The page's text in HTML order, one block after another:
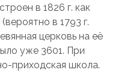
в 1826 г. как
в 1793 г.
церковь на её
уже 3601. При
приходская школа.